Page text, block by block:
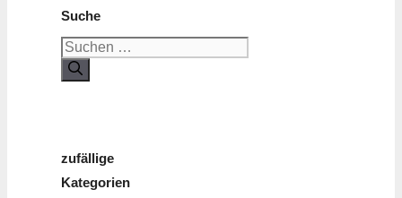
Suche
Suchen
nach:
zufällige
Kategorien